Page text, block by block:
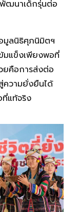
พัฒนาเด็กรุ่นต่อ
อมูลนิธิศุภนิมิตฯ
มแข็งเพียงพอที่
ยคือการส่งต่อ
ความยั่งยืนได้
ที่แท้จริง